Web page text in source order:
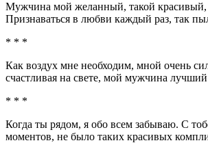
Мужчина мой желанный, такой красивый,
Признаваться в любви каждый раз, так
* * *
Как воздух мне необходим, мной очень
счастливая на свете, мой мужчина
* * *
Когда ты рядом, я обо всем забываю. С
моментов, не было таких красивых